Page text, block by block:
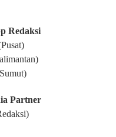
Redaksi
Partner